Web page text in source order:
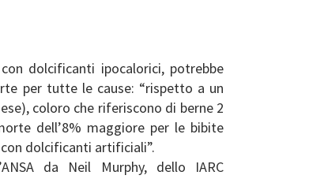
dolcificanti ipocalorici, potrebbe
per tutte le cause: “rispetto a un
coloro che riferiscono di berne 2
dell’8% maggiore per le bibite
dolcificanti artificiali”.
da Neil Murphy, dello IARC